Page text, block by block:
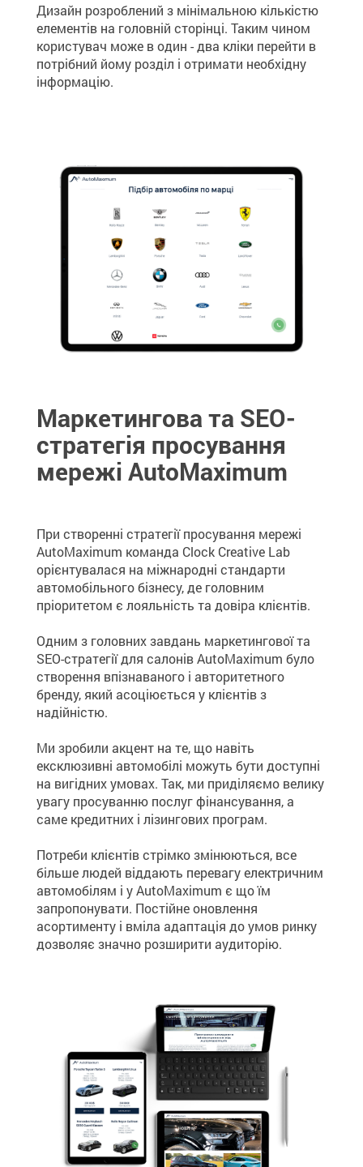
Дизайн розроблений з мінімальною кількістю
елементів на головній сторінці. Таким чином
користувач може в один - два кліки перейти в
потрібний йому розділ і отримати необхідну
інформацію.
Маркетингова та SEO-
стратегія просування
мережі AutoMaximum
При створенні стратегії просування мережі
AutoMaximum команда Clock Creative Lab
орієнтувалася на міжнародні стандарти
автомобільного бізнесу, де головним
пріоритетом є лояльність та довіра клієнтів.
Одним з головних завдань маркетингової та
SEO-стратегії для салонів AutoMaximum було
створення впізнаваного і авторитетного
бренду, який асоціюється у клієнтів з
надійністю.
Ми зробили акцент на те, що навіть
ексклюзивні автомобілі можуть бути доступні
на вигідних умовах. Так, ми приділяємо велику
увагу просуванню послуг фінансування, а
саме кредитних і лізингових програм.
Потреби клієнтів стрімко змінюються, все
більше людей віддають перевагу електричним
автомобілям і у AutoMaximum є що їм
запропонувати. Постійне оновлення
асортименту і вміла адаптація до умов ринку
дозволяє значно розширити аудиторію.